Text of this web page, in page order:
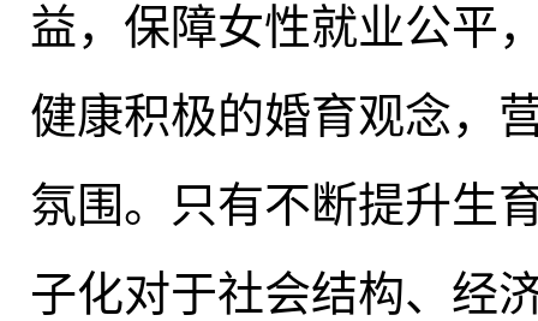
益， 保障女性就业公平
健康积极的婚育观念，
氛围。
只有不断提升生
子化对于社会结构、经